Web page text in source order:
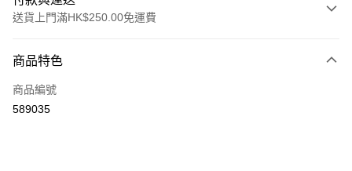
送貨上門滿HK$250.00免運費
信用卡
Apple Pay
商品特色
商品編號
589035